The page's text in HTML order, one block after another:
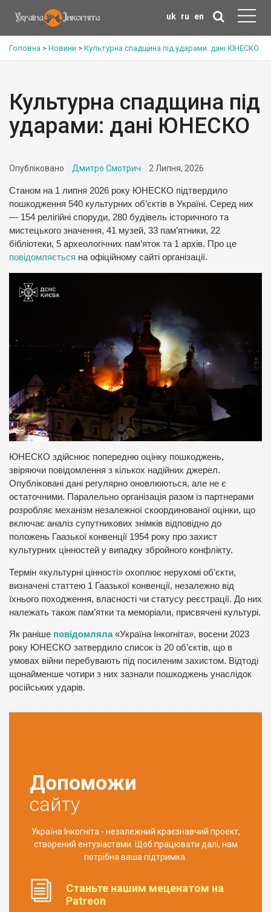
uk ru en
Головна > Новини > Культурна спадщина під ударами: дані ЮНЕСКО
Культурна спадщина під
ударами: дані ЮНЕСКО
Опубліковано Дмитро Смотрич 2 Липня, 2026
Станом на 1 липня 2026 року ЮНЕСКО підтвердило
пошкодження 540 культурних об’єктів в Україні. Серед них
— 154 релігійні споруди, 280 будівель історичного та
мистецького значення, 41 музей, 33 пам’ятники, 22
бібліотеки, 5 археологічних пам’яток та 1 архів. Про це
повідомляється на офіційному сайті організації.
ЮНЕСКО здійснює попередню оцінку пошкоджень,
звіряючи повідомлення з кількох надійних джерел.
Опубліковані дані регулярно оновлюються, але не є
остаточними. Паралельно організація разом із партнерами
розробляє механізм незалежної скоординованої оцінки, що
включає аналіз супутникових знімків відповідно до
положень Гаазької конвенції 1954 року про захист
культурних цінностей у випадку збройного конфлікту.
Термін «культурні цінності» охоплює нерухомі об’єкти,
визначені статтею 1 Гаазької конвенції, незалежно від
їхнього походження, власності чи статусу реєстрації. До них
належать також пам’ятки та меморіали, присвячені культурі.
Як раніше повідомляла«Україна Інкогніта», восени 2023
року ЮНЕСКО затвердило список із 20 об’єктів, що в
умовах війни перебувають під посиленим захистом. Відтоді
щонайменше чотири з них зазнали пошкоджень унаслідок
російських ударів.
Допоможи
сайту
Україна Інкогніта - незалежний краєзнавчий проект,
створений ентузіастами. Щоб працювати далі, нам
потрібна ваша підтримка.
Станьте нашим меценатом на
Patreon